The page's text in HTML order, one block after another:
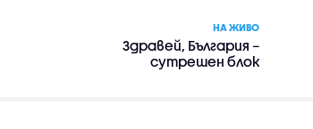
НА ЖИВО
Здравей, България –
сутрешен блок